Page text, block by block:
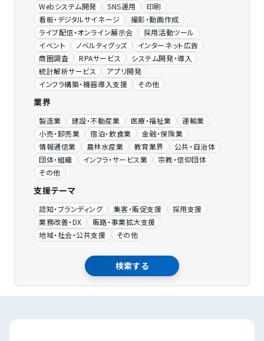
Webシステム開発
SNS運用
印刷
看板・デジタルサイネージ
撮影・動画作成
ライブ配信・オンライン展示会
採用活動ツール
イベント
ノベルティグッズ
インターネット広告
商圏調査
RPAサービス
システム開発・導入
統計解析サービス
アプリ開発
インフラ構築・機器導入支援
その他
業界
製造業 建設・不動産業 医療・福祉業
運輸業
小売・卸売業
宿泊・飲食業
金融・保険業
情報通信業
農林水産業 教育業界
公共・自治体
団体・組織
インフラ・サービス業
宗教・信仰団体
その他
支援テーマ
認知・ブランディング 集客・販促支援
採用支援
業務改善・DX
販路・事業拡大支援
地域・社会・公共支援
その他
検索する